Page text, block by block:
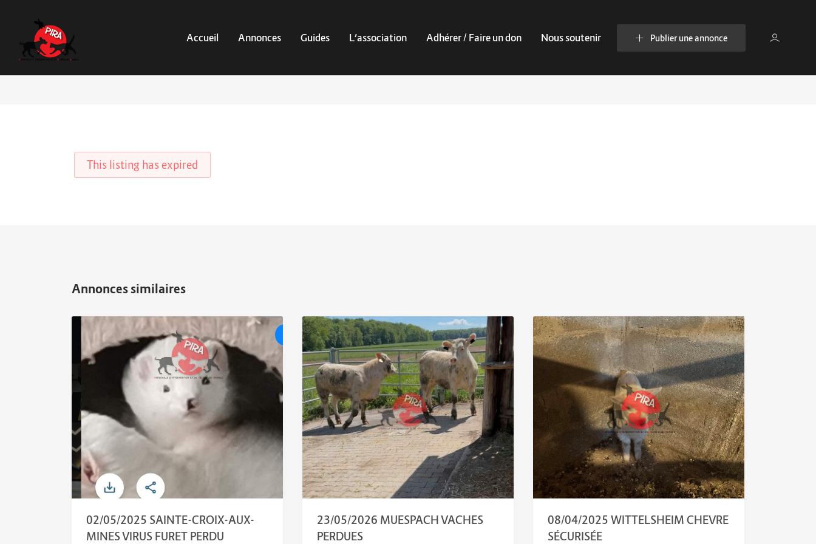
Accueil Annonces Guides L’association Adhérer / Faire un don Nous soutenir Publier une annonce
This listing has expired
02/05/2025 SAINTE-CROIX-AUX-
MINES VIRUS FURET PERDU
23/05/2026 MUESPACH VACHES
PERDUES
08/04/2025 WITTELSHEIM CHEVRE
SÉCURISÉE